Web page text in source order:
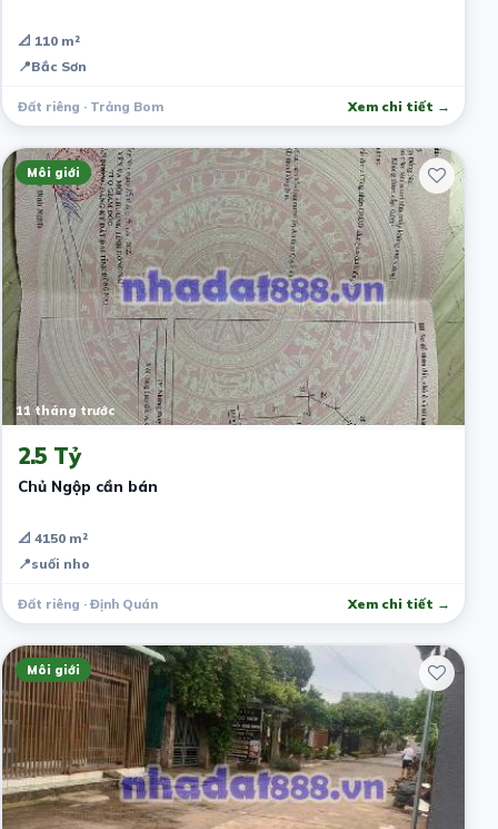
📐 110 m²
📍Bắc Sơn
Đất riêng · Trảng Bom Xem chi tiết →
Môi giới
11 tháng trước
2.5 Tỷ
Chủ Ngộp cần bán
📐 4150 m²
📍suối nho
Đất riêng · Định Quán Xem chi tiết →
Môi giới